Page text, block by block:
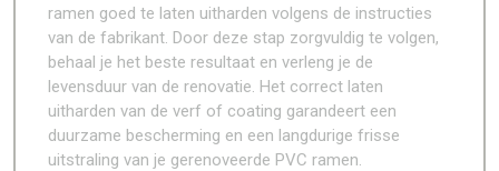
ramen goed te laten uitharden volgens de instructies
van de fabrikant. Door deze stap zorgvuldig te volgen,
behaal je het beste resultaat en verleng je de
levensduur van de renovatie. Het correct laten
uitharden van de verf of coating garandeert een
duurzame bescherming en een langdurige frisse
uitstraling van je gerenoveerde PVC ramen.